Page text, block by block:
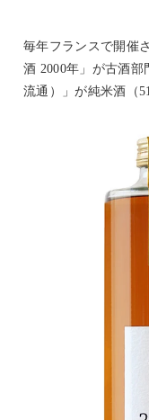
毎年フランスで開催
酒 2000年」が古酒
流通）」が純米酒（